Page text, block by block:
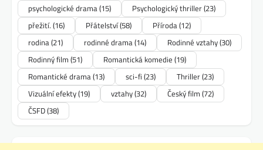
psychologické drama(15) Psychologický thriller(23)
přežití. (16) Přátelství(58) Příroda(12)
rodina(21) rodinné drama(14) Rodinné vztahy(30)
Rodinný film (51) Romantická komedie (19)
Romantické drama(13) sci-fi (23) Thriller(23)
Vizuální efekty(19) vztahy(32) Český film (72)
ČSFD(38)